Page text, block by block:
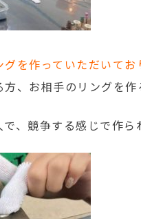
を作っていただいて
、お相手のリングを作
、競争する感じで作ら